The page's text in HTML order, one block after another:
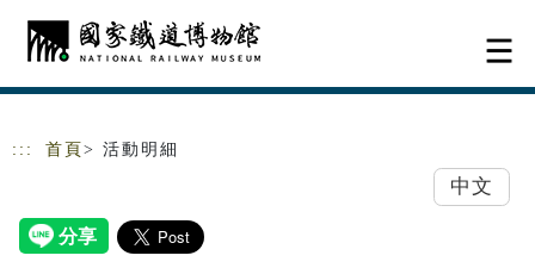
跳到主要內容
網站導覽
::: 首頁 > 活動明細
中文